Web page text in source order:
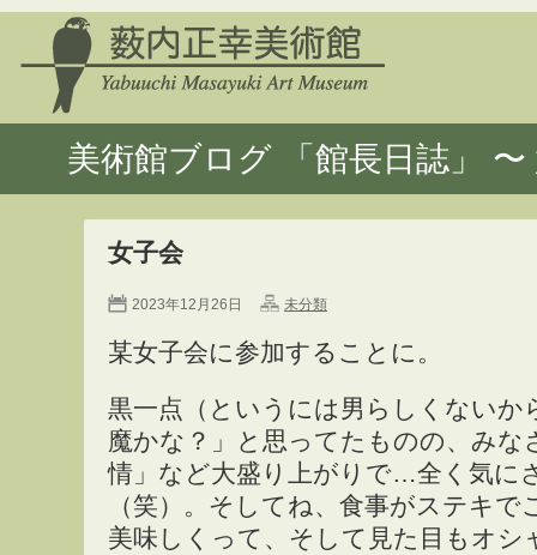
美術館ブログ 「館長日誌」
女子会
2023年12月26日 未分類
某女子会に参加することに。
黒一点（というには男らしくないか
魔かな？」と思ってたものの、みな
情」など大盛り上がりで…全く気に
（笑）。そしてね、食事がステキ
美味しくって、そして見た目もオシ